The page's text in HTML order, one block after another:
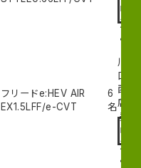
申
込
み
フリードe:HEV AIR
EX1.5LFF/e-CVT
6
名
川
口
西
店試
乗
申
込
み